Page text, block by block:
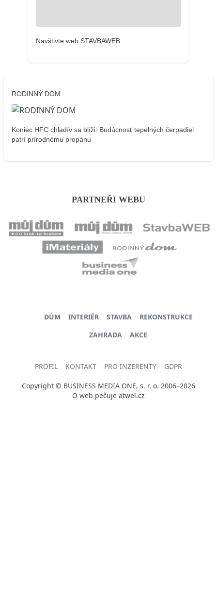
Navštivte web STAVBAWEB
RODINNÝ DOM
Koniec HFC chladív sa blíži. Budúcnosť tepelných čerpadiel
patrí prírodnému propánu
PARTNEŘI WEBU
DŮM INTERIÉR STAVBA
REKONSTRUKCE
ZAHRADA
AKCE
PROFIL KONTAKT PRO INZERENTY GDPR
Copyright © BUSINESS MEDIA ONE, s. r. o. 2006–2026